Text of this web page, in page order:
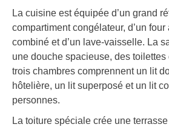
La cuisine est équipée d’un grand
compartiment congélateur, d’un
combiné et d’un lave-vaisselle. La
une douche spacieuse, des
trois chambres comprennent un lit
hôtelière, un lit superposé et un lit
personnes.
La toiture spéciale crée une